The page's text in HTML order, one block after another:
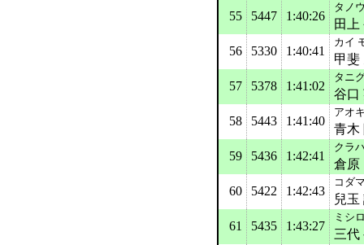
55
5447 1:40:26
タノ
田上
56
5330 1:40:41
カイ
甲斐
57
5378 1:41:02
タニ
谷口
58
5443 1:41:40
アオ
青木
59
5436 1:42:41
クラ
倉原
60
5422 1:42:43
コダ
兒玉
61
5435 1:43:27
ミシ
三代